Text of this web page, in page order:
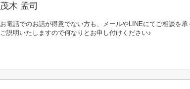
茂木 孟司
お電話でのお話が得意でない方も、メールやLINEにてご相談を
ご説明いたしますので何なりとお申し付けください♪